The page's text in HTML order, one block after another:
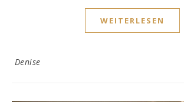
WEITERLESEN
Denise